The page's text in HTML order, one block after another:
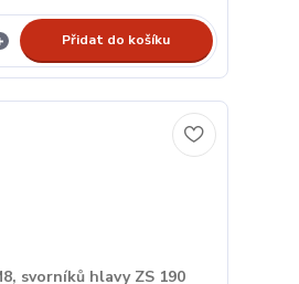
Přidat do košíku